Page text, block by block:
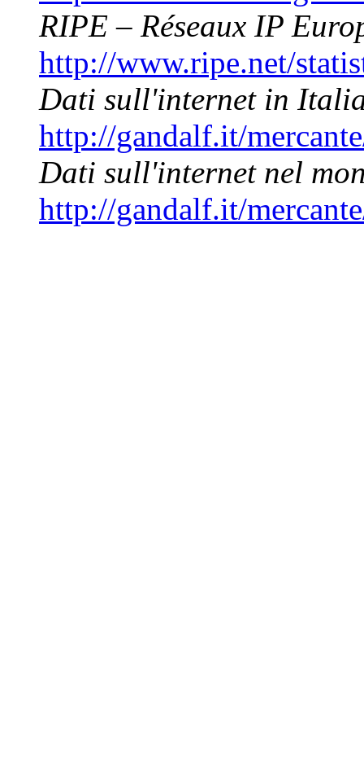
RIPE – Réseaux IP
http://www.ripe.net/
Dati sull'internet in
http://gandalf.it/
Dati sull'internet nel
http://gandalf.it/